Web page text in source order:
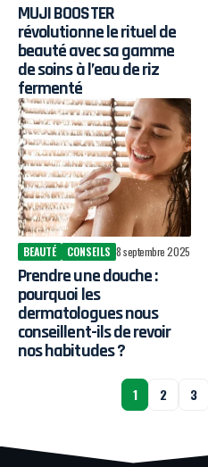
MUJI BOOSTER
révolutionne le rituel de
beauté avec sa gamme
de soins à l’eau de riz
fermenté
BEAUTÉ CONSEILS 8 septembre 2025
Prendre une douche :
pourquoi les
dermatologues nous
conseillent-ils de revoir
nos habitudes ?
1 2 3